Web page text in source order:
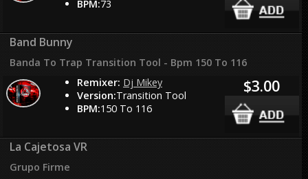
BPM:73
Band Bunny
Banda To Trap Transition Tool - Bpm 150 To 116
Remixer: Dj Mikey
Version:Transition Tool
BPM:150 To 116
$3.00
La Cajetosa VR
Grupo Firme